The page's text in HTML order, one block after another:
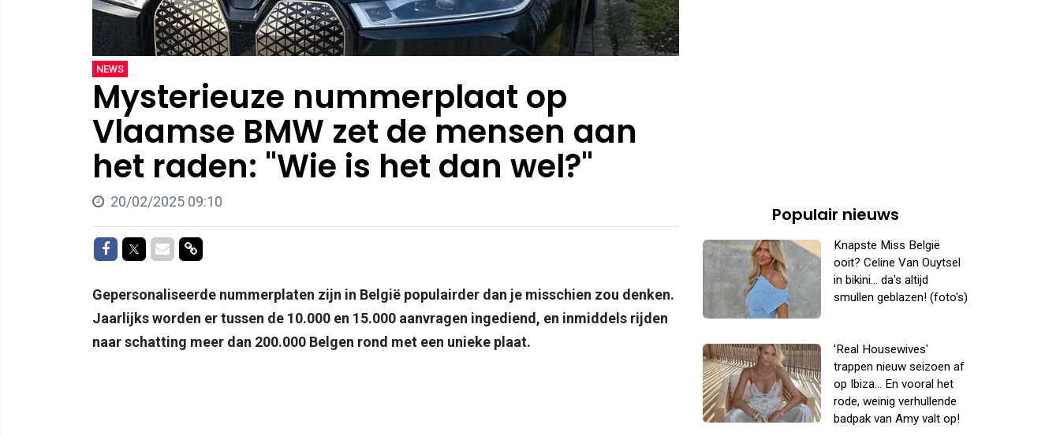
NEWS
Mysterieuze nummerplaat op
Vlaamse BMW zet de mensen aan
het raden: "Wie is het dan wel?"
20/02/2025 09:10
Delen op Facebook
Delen op Twitter
Delen via Mail
Delen via link
Gepersonaliseerde nummerplaten zijn in België populairder dan je misschien zou denken.
Jaarlijks worden er tussen de 10.000 en 15.000 aanvragen ingediend, en inmiddels rijden
naar schatting meer dan 200.000 Belgen rond met een unieke plaat.
Populair nieuws
Knapste Miss België
ooit? Celine Van Ouytsel
in bikini... da's altijd
smullen geblazen! (foto's)
'Real Housewives'
trappen nieuw seizoen af
op Ibiza... En vooral het
rode, weinig verhullende
badpak van Amy valt op!